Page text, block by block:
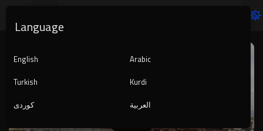
Player
Language
English
Arabic
Turkish
Kurdi
کوردی
العربية